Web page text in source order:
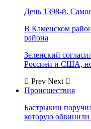
День 1398-й.
В Каменском
района
Зеленский
Россией и США,
Prev Next
Происшествия
Бастрыкин
которую